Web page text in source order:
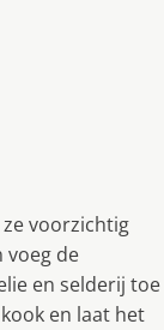
voorzichtig
voeg de
en selderij toe
en laat het